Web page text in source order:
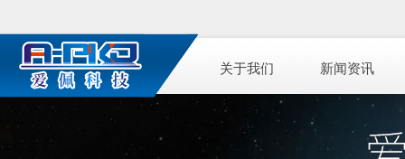
关于我们 新闻资讯